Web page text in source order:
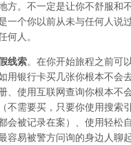
方。不一定是让你不舒服和
一个你以前从未与任何人说
何人。
线索。在你开始旅程之前可
用银行卡买几张你根本不会
、使用互联网查询你根本不
不需要买，只要你使用搜索
会被记录在案）、使用轻松
容易被警方问询的身边人聊